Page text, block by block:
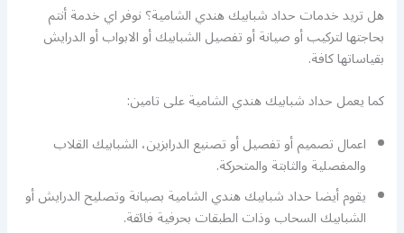
هل تريد خدمات حداد شبابيك هندي الشامية؟ نوفر اي خدمة أنتم
بحاجتها لتركيب أو صيانة أو تفصيل الشبابيك أو الابواب أو الدرايش
بقياساتها كافة.
كما يعمل حداد شبابيك هندي الشامية على تامين:
اعمال تصميم أو تفصيل أو تصنيع الدرابزين، الشبابيك القلاب
والمفصلية والثابتة والمتحركة.
يقوم أيضا حداد شبابيك هندي الشامية بصيانة وتصليح الدرايش أو
الشبابيك السحاب وذات الطبقات بحرفية فائقة.